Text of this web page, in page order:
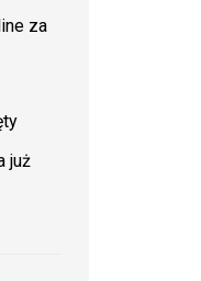
za
już